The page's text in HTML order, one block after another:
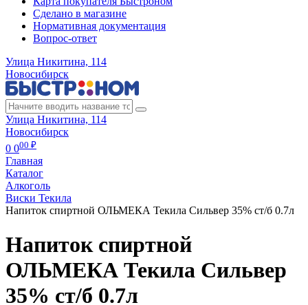
Сделано в магазине
Нормативная документация
Вопрос-ответ
Улица Никитина, 114
Новосибирск
Улица Никитина, 114
Новосибирск
0 000 ₽
Главная
Каталог
Алкоголь
Виски Текила
Напиток спиртной ОЛЬМЕКА Текила Сильвер 35% ст/б 0.7л
Напиток спиртной
ОЛЬМЕКА Текила Сильвер
35% ст/б 0.7л